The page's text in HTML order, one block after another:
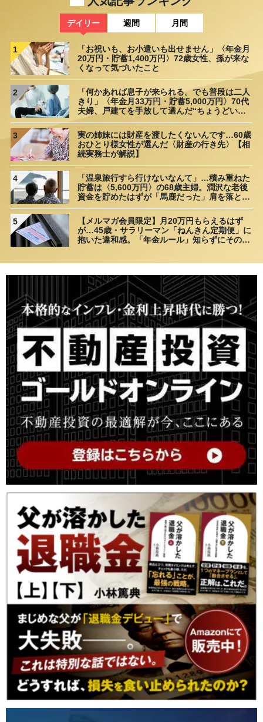
デイリー 週間 月間
1
「お祝いも、お小遣いも出せません」〈年金月
20万円・貯蓄1,400万円〉72歳女性、孫が来な
くなって気づいたこと
2
「何かあれば息子が来られる。でも普段は二人
きり」〈年金月33万円・貯蓄5,000万円〉70代
夫婦、戸建てを手放して選んだ“ちょうどいい
3
実の姉妹には財産を渡したくないんです…60歳
おひとり様女性が選んだ〈財産の行き先〉【相
続実務士が解説】
4
「温泉旅行すら行けないなんて」…積み重ねた
貯蓄は〈5,600万円〉の68歳主婦。潤沢な老後
資金を貯めたはずが「馬鹿だった」肩を落とす
5
【メルマガ会員限定】月20万円もらえるはず
が…45歳・サラリーマン「ねんきん定期便」に
抱いた違和感。「年金ルール」知らずにそのま